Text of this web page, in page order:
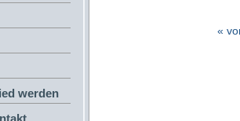
werden
«